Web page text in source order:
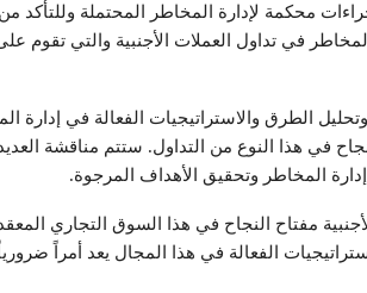
محكمة لإدارة المخاطر المحتملة
في تداول العملات الأجنبية والتي تقوم
الطرق والاستراتيجيات الفعالة في إدارة
في هذا النوع من التداول. ستتم مناقشة
إدارة المخاطر وتحقيق الأهداف المرجوة.
مفتاح النجاح في هذا السوق التجاري
الفعالة في هذا المجال يعد أمراً